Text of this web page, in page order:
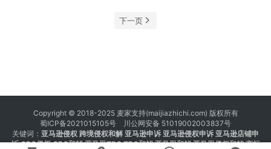
下一页
Copyright © 2018-2025 麦家支持(maijiazhichi.com) 版权所有
蜀ICP备2021015105号
川公网安备 51019002003837号
关键词： 亚马逊侵权 跨境侵权和解 亚马逊申诉 亚马逊侵权申诉 亚马逊店铺申
诉 GBC侵权 GBC和解 亚马逊TRO TRO和解 亚马逊和解 亚马逊侵权和解商标